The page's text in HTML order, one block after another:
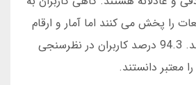
را پخش می کنند اما آمار و ارقام
صحبت دیگری می کند. 94.3 درصد کاربران در نظرسنجی